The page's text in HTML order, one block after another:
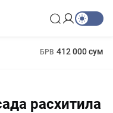
БРВ 412 000 сум
расхитила